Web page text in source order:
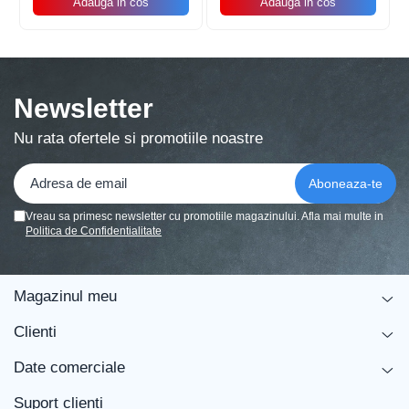
Poate fi umflat cu aer sau heliu.
expunerea directa la soare, aer condiționat, ger sau
alte condiții extreme.
Alege baloanele pentru a transforma orice eveniment într-o
experiența speciala, plina de culoare și eleganța!
Newsletter
Nu rata ofertele si promotiile noastre
Vreau sa primesc newsletter cu promotiile magazinului. Afla mai multe in
Politica de Confidentialitate
Magazinul meu
Clienti
Date comerciale
Suport clienti